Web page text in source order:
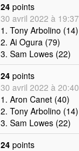
24 points
30 avril 2022 à 19:37
1. Tony Arbolino (14)
2. Ai Ogura (79)
3. Sam Lowes (22)
24 points
30 avril 2022 à 20:40
1. Aron Canet (40)
2. Tony Arbolino (14)
3. Sam Lowes (22)
24 points